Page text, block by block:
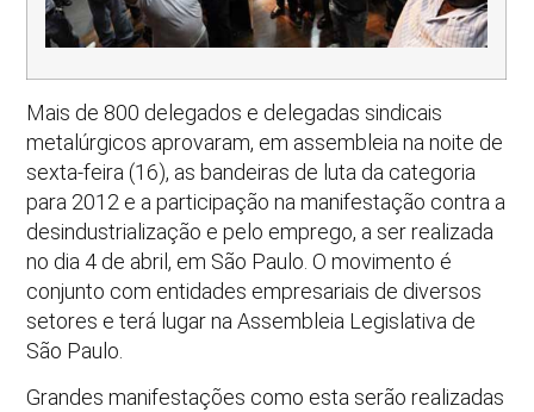
Mais de 800 delegados e delegadas sindicais
metalúrgicos aprovaram, em assembleia na noite de
sexta-feira (16), as bandeiras de luta da categoria
para 2012 e a participação na manifestação contra a
desindustrialização e pelo emprego, a ser realizada
no dia 4 de abril, em São Paulo. O movimento é
conjunto com entidades empresariais de diversos
setores e terá lugar na Assembleia Legislativa de
São Paulo.
Grandes manifestações como esta serão realizadas